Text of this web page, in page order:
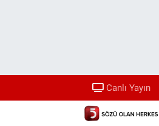
Canlı Yayın
Yayın Akışı
TV 5 Ekranı ve Arşiv